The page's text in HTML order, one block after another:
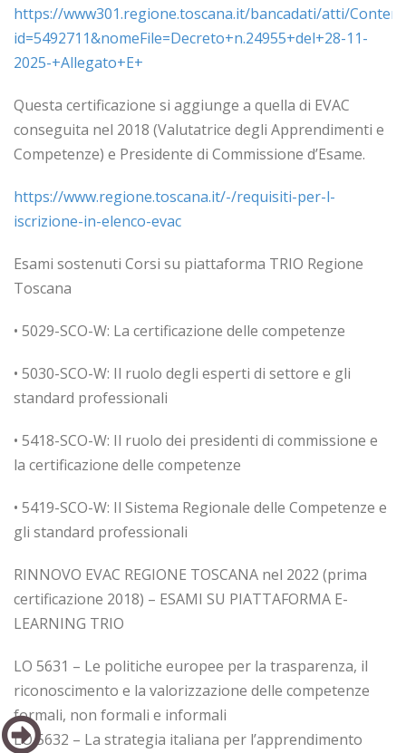
https://www301.regione.toscana.it/bancadati/atti/
id=5492711&nomeFile=Decreto+n.24955+del+28-11-
2025-+Allegato+E+
Questa certificazione si aggiunge a quella di EVAC
conseguita nel 2018 (Valutatrice degli Apprendimenti e
Competenze) e Presidente di Commissione d’Esame.
https://www.regione.toscana.it/-/requisiti-per-l-
iscrizione-in-elenco-evac
Esami sostenuti Corsi su piattaforma TRIO Regione
Toscana
• 5029-SCO-W: La certificazione delle competenze
• 5030-SCO-W: Il ruolo degli esperti di settore e gli
standard professionali
• 5418-SCO-W: Il ruolo dei presidenti di commissione e
la certificazione delle competenze
• 5419-SCO-W: Il Sistema Regionale delle Competenze e
gli standard professionali
RINNOVO EVAC REGIONE TOSCANA nel 2022 (prima
certificazione 2018) – ESAMI SU PIATTAFORMA E-
LEARNING TRIO
LO 5631 – Le politiche europee per la trasparenza, il
riconoscimento e la valorizzazione delle competenze
formali, non formali e informali
LO 5632 – La strategia italiana per l’apprendimento